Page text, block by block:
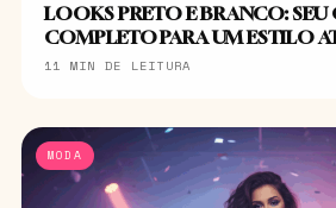
LOOKS PRETO E BRANCO: SEU
COMPLETO PARA UM ESTILO
11 MIN DE LEITURA
MODA